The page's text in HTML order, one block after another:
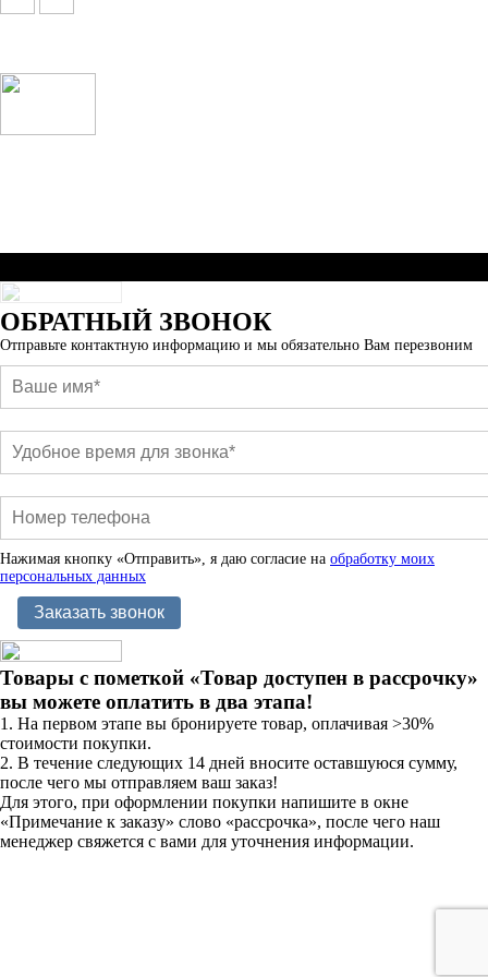
ОБРАТНЫЙ ЗВОНОК
Отправьте контактную информацию и мы обязательно Вам перезвоним
Нажимая кнопку «Отправить», я даю согласие на обработку моих
персональных данных
Товары с пометкой «Товар доступен в рассрочку»
вы можете оплатить в два этапа!
1. На первом этапе вы бронируете товар, оплачивая >30%
стоимости покупки.
2. В течение следующих 14 дней вносите оставшуюся сумму,
после чего мы отправляем ваш заказ!
Для этого, при оформлении покупки напишите в окне
«Примечание к заказу» слово «рассрочка», после чего наш
менеджер свяжется с вами для уточнения информации.